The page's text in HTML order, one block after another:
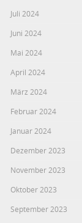
Juli 2024
Juni 2024
Mai 2024
April 2024
März 2024
Februar 2024
Januar 2024
Dezember 2023
November 2023
Oktober 2023
September 2023